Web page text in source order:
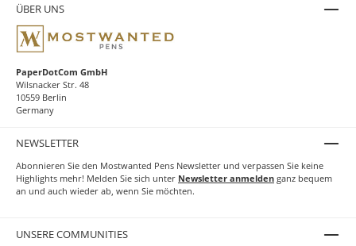
ÜBER UNS
PaperDotCom GmbH
Wilsnacker Str. 48
10559 Berlin
Germany
NEWSLETTER
Abonnieren Sie den Mostwanted Pens Newsletter und verpassen Sie keine
Highlights mehr! Melden Sie sich unter Newsletter anmelden ganz bequem
an und auch wieder ab, wenn Sie möchten.
UNSERE COMMUNITIES